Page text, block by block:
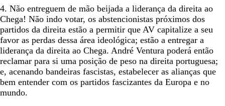
4. Não entreguem de mão beijada a liderança da direita ao
Chega! Não indo votar, os abstencionistas próximos dos
partidos da direita estão a permitir que AV capitalize a seu
favor as perdas dessa área ideológica; estão a entregar a
liderança da direita ao Chega. André Ventura poderá então
reclamar para si uma posição de peso na direita portuguesa;
e, acenando bandeiras fascistas, estabelecer as alianças que
bem entender com os partidos fascizantes da Europa e no
mundo.